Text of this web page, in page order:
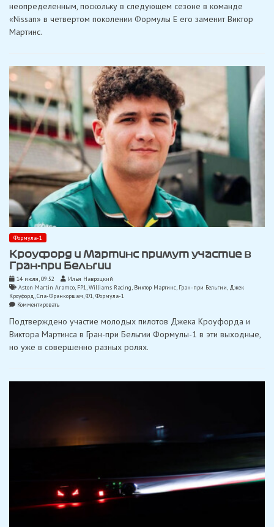
третьего
неопределенным, поскольку в следующем сезоне в команде
«Nissan» в четвертом поколении Формулы E его заменит Виктор
Мартинс.
Формула-1
Кроуфорд и Мартинс примут участие в
Гран-при Бельгии
14 июля, 09:52
Илья Навроцкий
Aston Martin Aramco, FP1,Williams Racing, Виктор Мартинс, Гран-при Бельгии, Джек
Кроуфорд,Спа-Франкоршам,Ф1,Формула-1
Комментироватьon
и
примут
участие
Бельгии
Подтверждено участие молодых пилотов Джека Кроуфорда и
Виктора Мартинса в Гран-при Бельгии Формулы-1 в эти выходные,
но уже в совершенно разных ролях.